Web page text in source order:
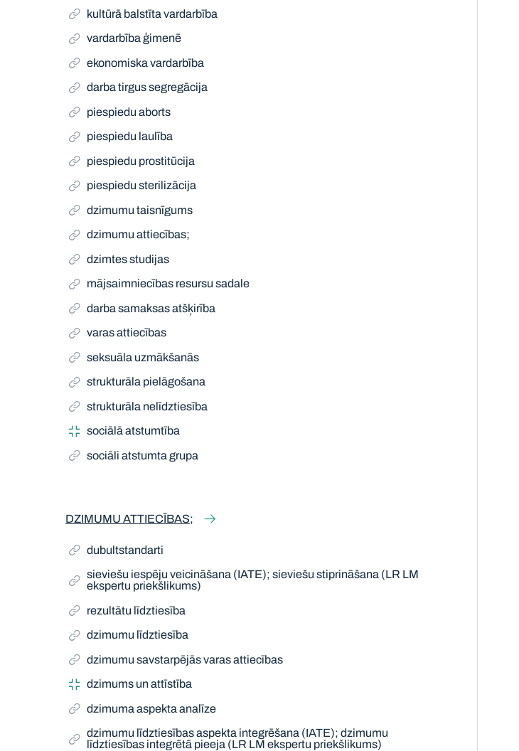
kultūrā balstīta vardarbība
vardarbība ģimenē
ekonomiska vardarbība
darba tirgus segregācija
piespiedu aborts
piespiedu laulība
piespiedu prostitūcija
piespiedu sterilizācija
dzimumu taisnīgums
dzimumu attiecības;
dzimtes studijas
mājsaimniecības resursu sadale
darba samaksas atšķirība
varas attiecības
seksuāla uzmākšanās
strukturāla pielāgošana
strukturāla nelīdztiesība
sociālā atstumtība
sociāli atstumta grupa
DZIMUMU ATTIECĪBAS;
dubultstandarti
sieviešu iespēju veicināšana (IATE); sieviešu stiprināšana (LR LM
ekspertu priekšlikums)
rezultātu līdztiesība
dzimumu līdztiesība
dzimumu savstarpējās varas attiecības
dzimums un attīstība
dzimuma aspekta analīze
dzimumu līdztiesības aspekta integrēšana (IATE); dzimumu
līdztiesības integrētā pieeja (LR LM ekspertu priekšlikums)